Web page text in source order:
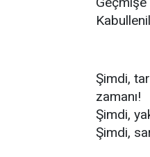
Şimdi,
zamanı!
Şimdi,
Şimdi,